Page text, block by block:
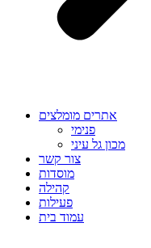
אתרים מומלצים
פנימי
מכון גל עיני
צור קשר
מוסדות
קהילה
פעילות
עמוד בית